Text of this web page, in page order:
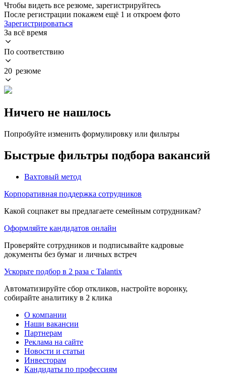
Чтобы видеть все резюме, зарегистрируйтесь
После регистрации покажем ещё 1 и откроем фото
Зарегистрироваться
За всё время
По соответствию
20 резюме
Ничего не нашлось
Попробуйте изменить формулировку или фильтры
Быстрые фильтры подбора вакансий
Вахтовый метод
Корпоративная поддержка сотрудников
Какой соцпакет вы предлагаете семейным сотрудникам?
Оформляйте кандидатов онлайн
Проверяйте сотрудников и подписывайте кадровые
документы без бумаг и личных встреч
Ускорьте подбор в 2 раза с Talantix
Автоматизируйте сбор откликов, настройте воронку,
собирайте аналитику в 2 клика
О компании
Наши вакансии
Партнерам
Реклама на сайте
Новости и статьи
Инвесторам
Кандидаты по профессиям